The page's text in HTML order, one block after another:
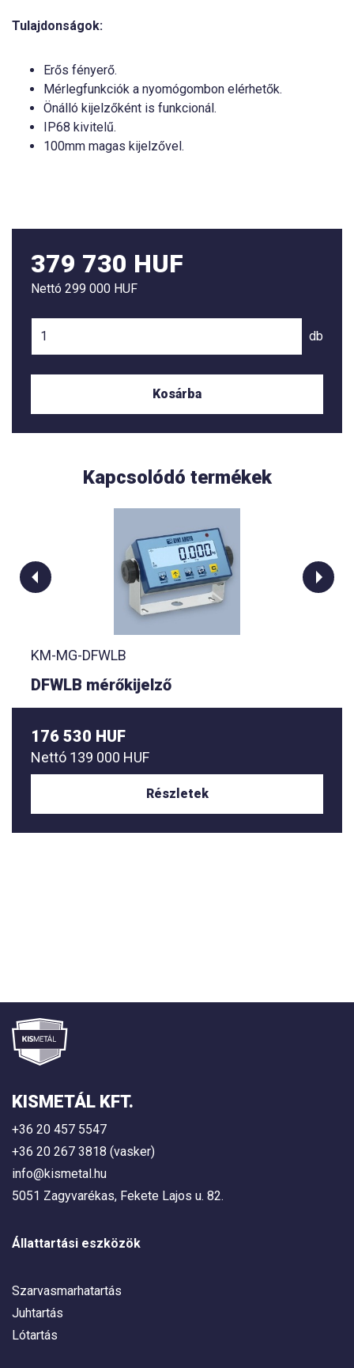
Tulajdonságok:
Erős fényerő.
Mérlegfunkciók a nyomógombon elérhetők.
Önálló kijelzőként is funkcionál.
IP68 kivitelű.
100mm magas kijelzővel.
379 730 HUF
Nettó 299 000 HUF
db
Kosárba
Kapcsolódó termékek
KM-MG-DFWLB
DFWLB mérőkijelző
176 530 HUF
Nettó 139 000 HUF
Részletek
KISMETÁL KFT.
+36 20 457 5547
+36 20 267 3818 (vasker)
info@kismetal.hu
5051 Zagyvarékas, Fekete Lajos u. 82.
Állattartási eszközök
Szarvasmarhatartás
Juhtartás
Lótartás